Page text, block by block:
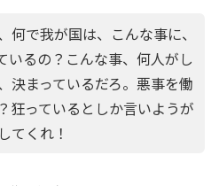
何で我が国は、こんな事に、
いるの？こんな事、何人がし
決まっているだろ。悪事を働
狂っているとしか言いようが
てくれ！